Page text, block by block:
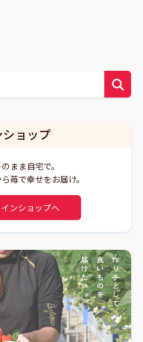
ョップ
まま自宅で。
苺で幸せをお届け。
ンショップへ